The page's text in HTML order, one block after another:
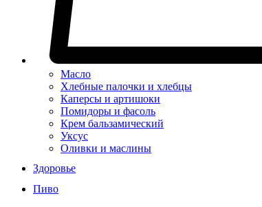
Масло
Хлебные палочки и хлебцы
Каперсы и артишоки
Помидоры и фасоль
Крем бальзамический
Уксус
Оливки и маслины
Здоровье
Пиво